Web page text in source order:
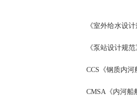
《室外给水设计
《泵站设计规范
CCS 《钢质内河
CMSA 《内河